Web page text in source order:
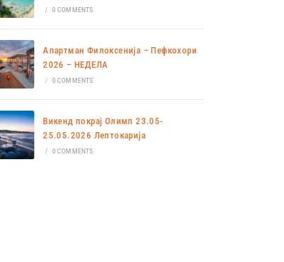
/ 0 COMMENTS
Апартман Филоксенија – Пефкохори
2026 – НЕДЕЛА
/ 0 COMMENTS
Викенд покрај Олимп 23.05-
25.05.2026 Лептокарија
/ 0 COMMENTS